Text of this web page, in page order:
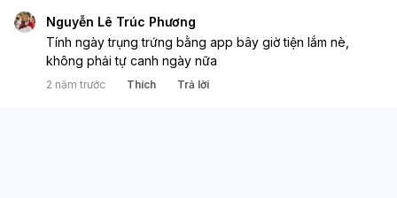
Nguyễn Lê Trúc Phương
Tính ngày trụng trứng bằng app bây giờ tiện lắm nè,
không phải tự canh ngày nữa
2 năm trước Thích Trả lời